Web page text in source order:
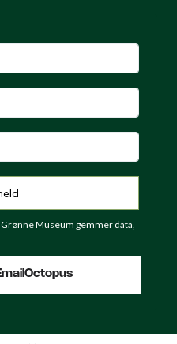
Museum gemmer data,